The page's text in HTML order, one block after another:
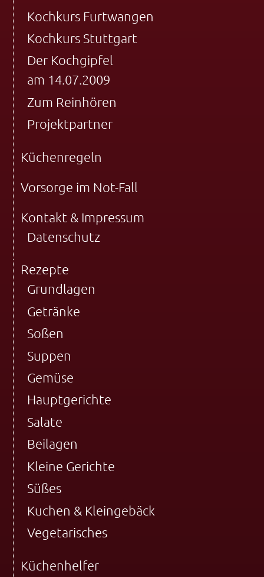
Kochkurs Furtwangen
Kochkurs Stuttgart
Der Kochgipfel
am 14.07.2009
Zum Reinhören
Projektpartner
Küchenregeln
Vorsorge im Not-Fall
Kontakt & Impressum
Datenschutz
Rezepte
Grundlagen
Getränke
Soßen
Suppen
Gemüse
Hauptgerichte
Salate
Beilagen
Kleine Gerichte
Süßes
Kuchen & Kleingebäck
Vegetarisches
Küchenhelfer